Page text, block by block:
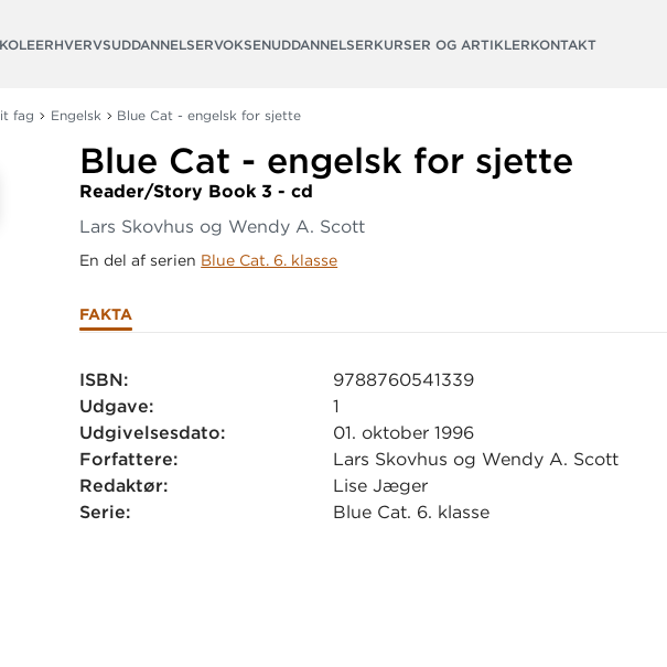
ERHVERVSUDDANNELSERVOKSENUDDANNELSERKURSER OG ARTIKLERKONTAKT
fag Engelsk Blue Cat - engelsk for sjette
Blue Cat - engelsk for sjette
Reader/Story Book 3 - cd
Lars Skovhus og Wendy A. Scott
En del af serien Blue Cat. 6. klasse
FAKTA
ISBN:
9788760541339
Udgave:
1
Udgivelsesdato:
01. oktober 1996
Forfattere:
Lars Skovhus og Wendy A. Scott
Redaktør:
Lise Jæger
Serie:
Blue Cat. 6. klasse